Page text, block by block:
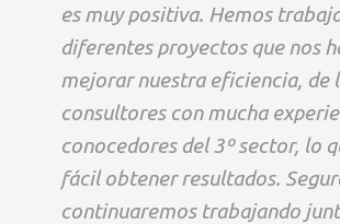
es muy positiva. Hemos
diferentes proyectos que nos
mejorar nuestra eficiencia, de
consultores con mucha
conocedores del 3º sector, lo
fácil obtener resultados.
continuaremos trabajando